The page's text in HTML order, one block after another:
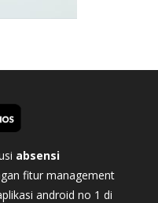
absensi
fitur management
android no 1 di